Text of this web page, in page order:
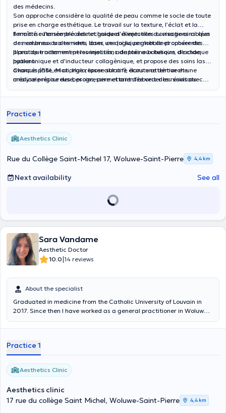
des médecins.
Son approche considère la qualité de peau comme le socle de toute
prise en charge esthétique. Le travail sur la texture, l’éclat et la
fermeté cutanée précède et guide d'éventuelles corrections ciblées
des volumes ou des rides, dans une logique globale et cohérente.
Il maîtrise l’ensemble des techniques d’injection du visage ainsi que
de nombreux traitements laser, ce qui lui permet de proposer des
plans de traitement personnalisés, adaptés aux besoins de chaque
patient.
Il pratique notamment les injections de toxine botulique, d’acide
hyaluronique et d'inducteur collagènique, et propose des soins laser
avancés (BBL, Moxi, Halo, laser ablatif), dans une démarche
médicale rigoureuse, progressive et orientée vers des résultats
Chaque prise en charge repose sur une écoute attentive et une
analyse précise des besoins, permettant d’aborder les soins avec
Practice 1
Aesthetics Clinic
Rue du Collège Saint-Michel 17, Woluwe-Saint-Pierre 4,4 km
Next availability See all
Sara Vandame
Aesthetic Doctor
10.0|14 reviews
About the specialist
Graduated in medicine from the Catholic University of Louvain in
2017. Since then I have worked as a general practitioner in Woluwe
aesthetic and anti-aging medicine in 2022, particularly botulinum
new techniques from Dr. Bailleux Fanny.
Practice 1
Aesthetics Clinic
Aesthetics clinic
17 rue du collège Saint Michel, Woluwe-Saint-Pierre
4,4 km